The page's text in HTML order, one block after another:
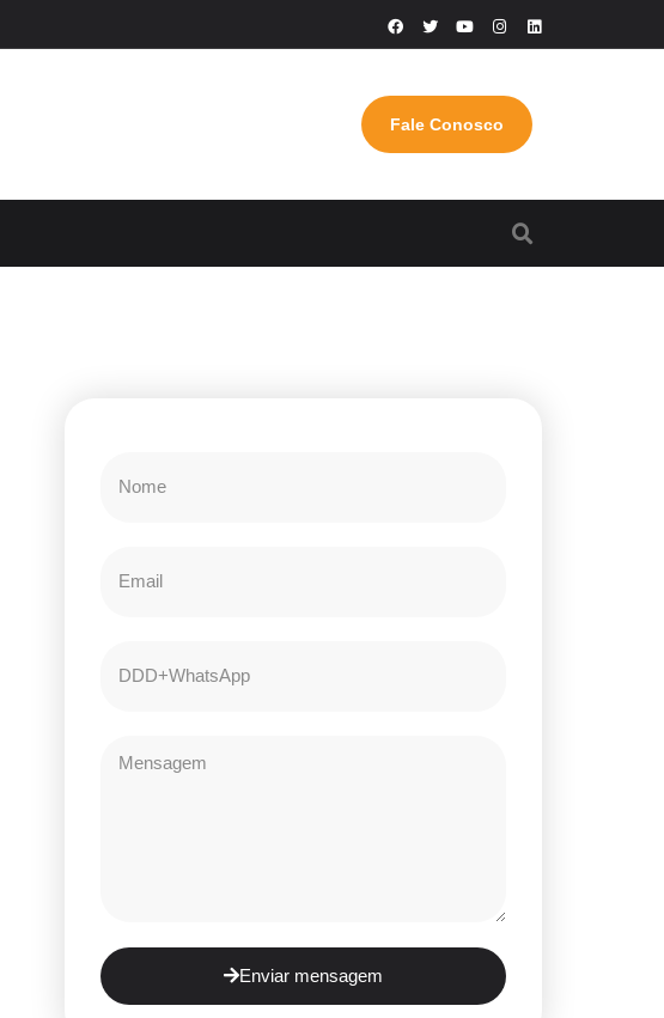
Fale Conosco
Enviar mensagem